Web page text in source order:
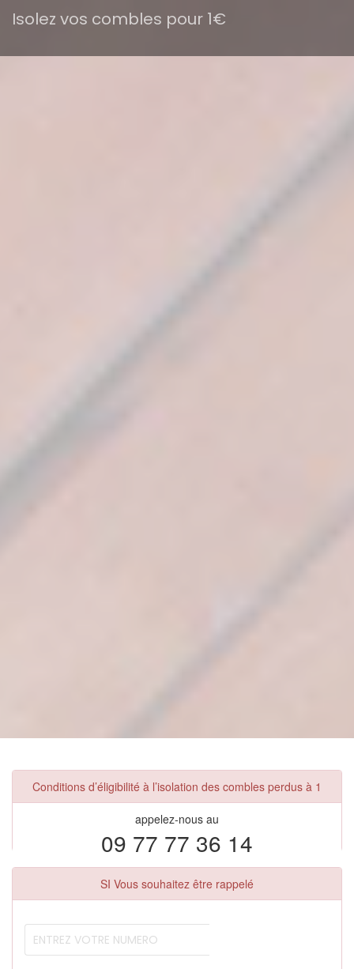
Isolez vos combles pour 1€
Conditions d’éligibilité à l’isolation des combles perdus à 1
appelez-nous au
09 77 77 36 14
SI Vous souhaitez être rappelé